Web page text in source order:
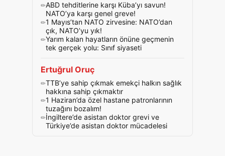
ABD tehditlerine karşı Küba’yı savun!
NATO’ya karşı genel greve!
1 Mayıs’tan NATO zirvesine: NATO’dan
çık, NATO’yu yık!
Yarım kalan hayatların önüne geçmenin
tek gerçek yolu: Sınıf siyaseti
Ertuğrul Oruç
TTB’ye sahip çıkmak emekçi halkın sağlık
hakkına sahip çıkmaktır
1 Haziran’da özel hastane patronlarının
tuzağını bozalım!
İngiltere’de asistan doktor grevi ve
Türkiye’de asistan doktor mücadelesi